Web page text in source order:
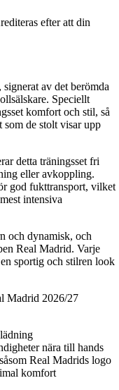
efter att din
av det berömda
Speciellt
komfort och stil, så
som de stolt visar upp
detta träningsset fri
eller avkoppling.
god fukttransport, vilket
intensiva
och dynamisk, och
Real Madrid. Varje
sportig och stilren look
Madrid 2026/27
nära till hands
Real Madrids logo
komfort